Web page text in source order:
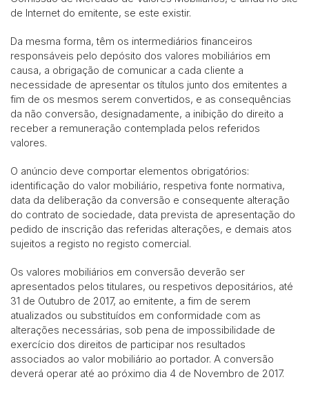
de Internet do emitente, se este existir.
Da mesma forma, têm os intermediários financeiros
responsáveis pelo depósito dos valores mobiliários em
causa, a obrigação de comunicar a cada cliente a
necessidade de apresentar os títulos junto dos emitentes a
fim de os mesmos serem convertidos, e as consequências
da não conversão, designadamente, a inibição do direito a
receber a remuneração contemplada pelos referidos
valores.
O anúncio deve comportar elementos obrigatórios:
identificação do valor mobiliário, respetiva fonte normativa,
data da deliberação da conversão e consequente alteração
do contrato de sociedade, data prevista de apresentação do
pedido de inscrição das referidas alterações, e demais atos
sujeitos a registo no registo comercial.
Os valores mobiliários em conversão deverão ser
apresentados pelos titulares, ou respetivos depositários, até
31 de Outubro de 2017, ao emitente, a fim de serem
atualizados ou substituídos em conformidade com as
alterações necessárias, sob pena de impossibilidade de
exercício dos direitos de participar nos resultados
associados ao valor mobiliário ao portador. A conversão
deverá operar até ao próximo dia 4 de Novembro de 2017.